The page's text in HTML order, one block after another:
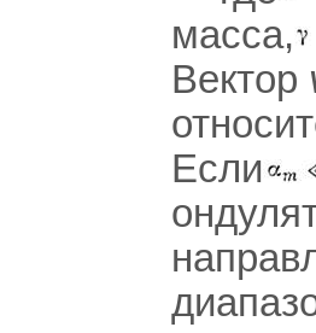
масса,
Вектор
Если